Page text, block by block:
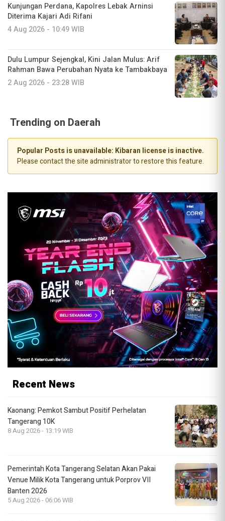
Kunjungan Perdana, Kapolres Lebak Arninsi
Diterima Kajari Adi Rifani
4 Aug 2026 - 10:49 WIB
Dulu Lumpur Sejengkal, Kini Jalan Mulus: Arif
Rahman Bawa Perubahan Nyata ke Tambakbaya
2 Aug 2026 - 23:28 WIB
Trending on Daerah
Popular Posts is unavailable: Kibaran license is inactive.
Please contact the site administrator to restore this feature.
Recent News
Kaonang: Pemkot Sambut Positif Perhelatan
Tangerang 10K
8 Aug 2026 - 13:19 WIB
Pemerintah Kota Tangerang Selatan Akan Pakai
Venue Milik Kota Tangerang untuk Porprov VII
Banten 2026
5 Aug 2026 - 06:06 WIB